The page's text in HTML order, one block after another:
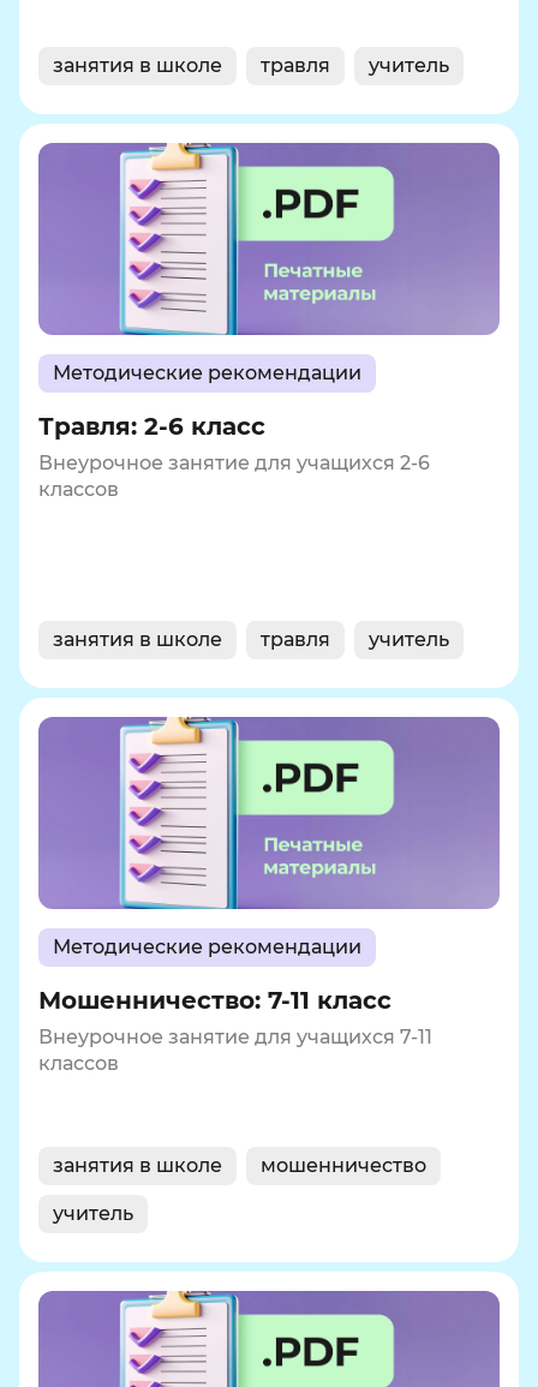
занятия в школе травля учитель
Методические рекомендации
Травля: 2-6 класс
Внеурочное занятие для учащихся 2-6
классов
занятия в школе травля учитель
Методические рекомендации
Мошенничество: 7-11 класс
Внеурочное занятие для учащихся 7-11
классов
занятия в школе мошенничество
учитель